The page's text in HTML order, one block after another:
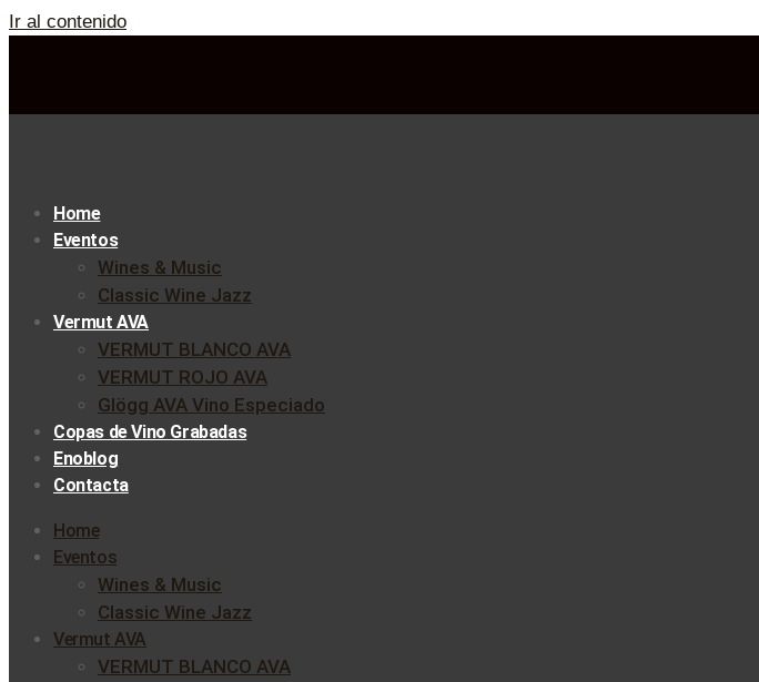
Ir al contenido
Home
Eventos
Wines & Music
Classic Wine Jazz
Vermut AVA
VERMUT BLANCO AVA
VERMUT ROJO AVA
Glögg AVA Vino Especiado
Copas de Vino Grabadas
Enoblog
Contacta
Home
Eventos
Wines & Music
Classic Wine Jazz
Vermut AVA
VERMUT BLANCO AVA